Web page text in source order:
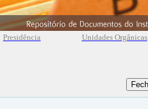
Presidência Unidades Orgânicas